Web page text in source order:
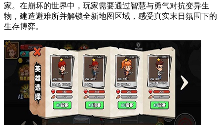
家。在崩坏的世界中，玩家需要通过智慧与勇气对抗变异生
物，建造避难所并解锁全新地图区域，感受真实末日氛围下的
生存博弈。